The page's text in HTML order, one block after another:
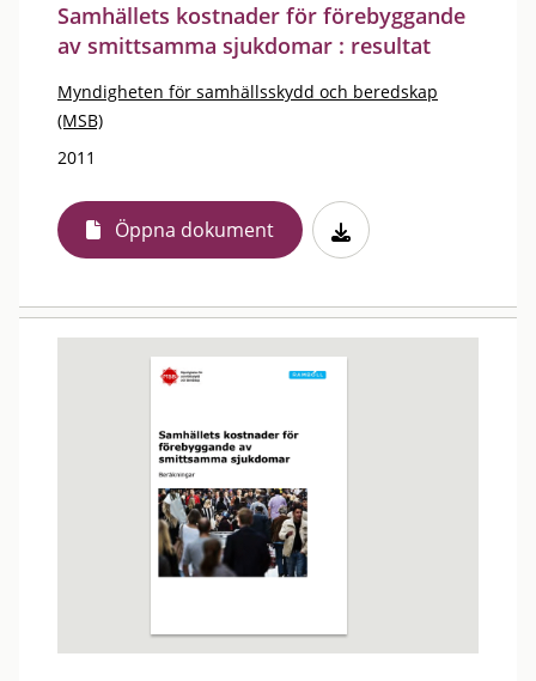
Samhällets kostnader för förebyggande
av smittsamma sjukdomar : resultat
Myndigheten för samhällsskydd och beredskap
(MSB)
2011
Öppna dokument